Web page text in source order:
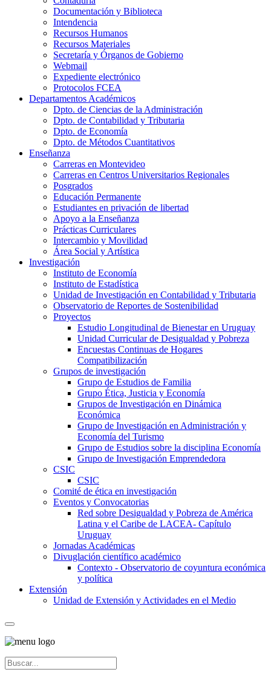
Documentación y Biblioteca
Intendencia
Recursos Humanos
Recursos Materiales
Secretaría y Órganos de Gobierno
Webmail
Expediente electrónico
Protocolos FCEA
Departamentos Académicos
Dpto. de Ciencias de la Administración
Dpto. de Contabilidad y Tributaria
Dpto. de Economía
Dpto. de Métodos Cuantitativos
Enseñanza
Carreras en Montevideo
Carreras en Centros Universitarios Regionales
Posgrados
Educación Permanente
Estudiantes en privación de libertad
Apoyo a la Enseñanza
Prácticas Curriculares
Intercambio y Movilidad
Área Social y Artística
Investigación
Instituto de Economía
Instituto de Estadística
Unidad de Investigación en Contabilidad y Tributaria
Observatorio de Reportes de Sostenibilidad
Proyectos
Estudio Longitudinal de Bienestar en Uruguay
Unidad Curricular de Desigualdad y Pobreza
Encuestas Continuas de Hogares
Compatibilización
Grupos de investigación
Grupo de Estudios de Familia
Grupo Ética, Justicia y Economía
Grupos de Investigación en Dinámica
Económica
Grupo de Investigación en Administración y
Economía del Turismo
Grupo de Estudios sobre la disciplina Economía
Grupo de Investigación Emprendedora
CSIC
CSIC
Comité de ética en investigación
Eventos y Convocatorias
Red sobre Desigualdad y Pobreza de América
Latina y el Caribe de LACEA- Capítulo
Uruguay
Jornadas Académicas
Divuglación científico académico
Contexto - Observatorio de coyuntura económica
y política
Extensión
Unidad de Extensión y Actividades en el Medio